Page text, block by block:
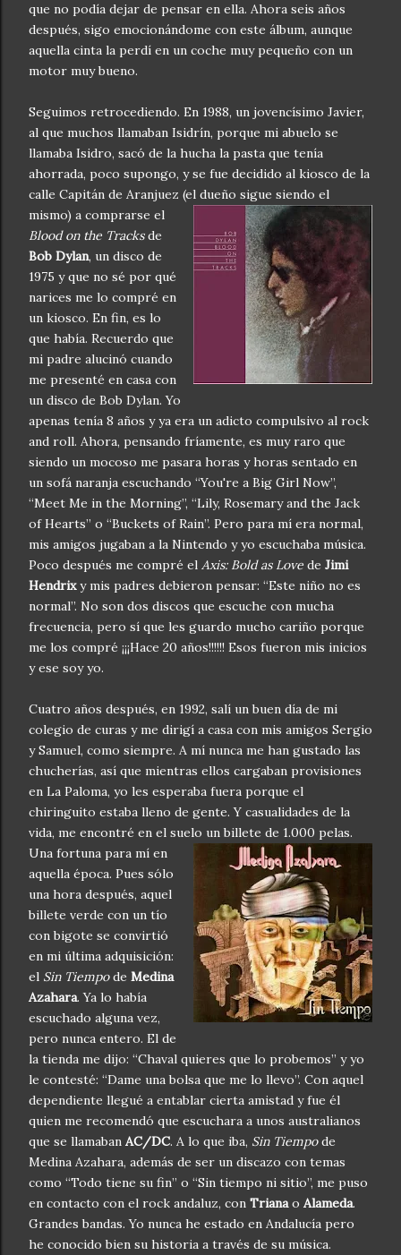
que no podía dejar de pensar en ella. Ahora seis años
después, sigo emocionándome con este álbum, aunque
aquella cinta la perdí en un coche muy pequeño con un
motor muy bueno.
Seguimos retrocediendo. En 1988, un jovencísimo Javier,
al que muchos llamaban Isidrín, porque mi abuelo se
llamaba Isidro, sacó de la hucha la pasta que tenía
ahorrada, poco supongo, y se fue decidido al kiosco de la
calle Capitán de Aranjuez (el dueño sigue siendo el
mismo) a comprarse el
Blood on the Tracksde
Bob Dylan, un disco de
1975 y que no sé por qué
narices me lo compré en
un kiosco. En fin, es lo
que había. Recuerdo que
mi padre alucinó cuando
me presenté en casa con
un disco de Bob Dylan. Yo
apenas tenía 8 años y ya era un adicto compulsivo al rock
and roll. Ahora, pensando fríamente, es muy raro que
siendo un mocoso me pasara horas y horas sentado en
un sofá naranja escuchando “You're a Big Girl Now”,
“Meet Me in the Morning”, “Lily, Rosemary and the Jack
of Hearts” o “Buckets of Rain”. Pero para mí era normal,
mis amigos jugaban a la Nintendo y yo escuchaba música.
Poco después me compré el Axis: Bold as Love de Jimi
Hendrixy mis padres debieron pensar: “Este niño no es
normal”. No son dos discos que escuche con mucha
frecuencia, pero sí que les guardo mucho cariño porque
me los compré ¡¡¡Hace 20 años!!!!!! Esos fueron mis inicios
y ese soy yo.
Cuatro años después, en 1992, salí un buen día de mi
colegio de curas y me dirigí a casa con mis amigos Sergio
y Samuel, como siempre. A mí nunca me han gustado las
chucherías, así que mientras ellos cargaban provisiones
en La Paloma, yo les esperaba fuera porque el
chiringuito estaba lleno de gente. Y casualidades de la
vida, me encontré en el suelo un billete de 1.000 pelas.
Una fortuna para mí en
aquella época. Pues sólo
una hora después, aquel
billete verde con un tío
con bigote se convirtió
en mi última adquisición:
el Sin Tiempode Medina
Azahara. Ya lo había
escuchado alguna vez,
pero nunca entero. El de
la tienda me dijo: “Chaval quieres que lo probemos” y yo
le contesté: “Dame una bolsa que me lo llevo”. Con aquel
dependiente llegué a entablar cierta amistad y fue él
quien me recomendó que escuchara a unos australianos
que se llamaban AC/DC. A lo que iba, Sin Tiempode
Medina Azahara, además de ser un discazo con temas
como “Todo tiene su fin” o “Sin tiempo ni sitio”, me puso
en contacto con el rock andaluz, con Trianao Alameda.
Grandes bandas. Yo nunca he estado en Andalucía pero
he conocido bien su historia a través de su música.